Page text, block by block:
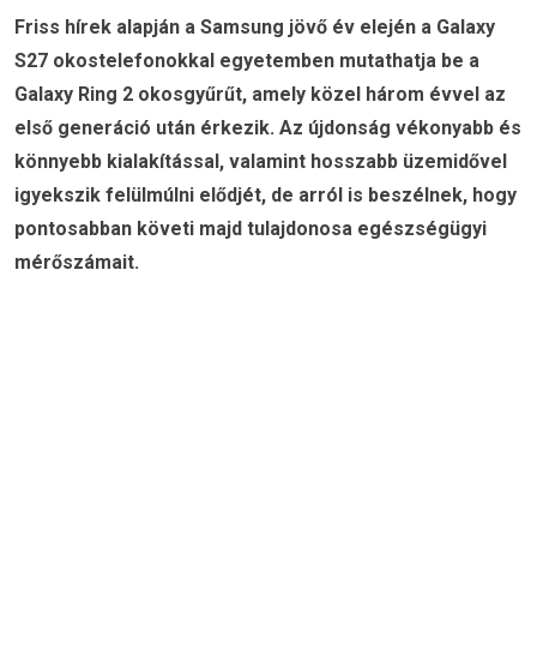
Friss hírek alapján a Samsung jövő év elején a Galaxy
S27 okostelefonokkal egyetemben mutathatja be a
Galaxy Ring 2 okosgyűrűt, amely közel három évvel az
első generáció után érkezik. Az újdonság vékonyabb és
könnyebb kialakítással, valamint hosszabb üzemidővel
igyekszik felülmúlni elődjét, de arról is beszélnek, hogy
pontosabban követi majd tulajdonosa egészségügyi
mérőszámait.